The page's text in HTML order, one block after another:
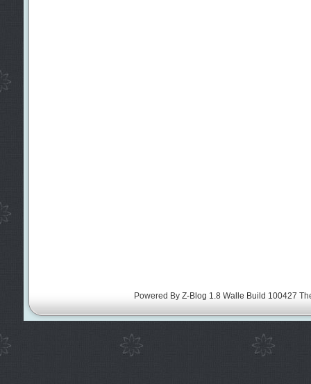
Powered By Z-Blog 1.8 Walle Build 100427